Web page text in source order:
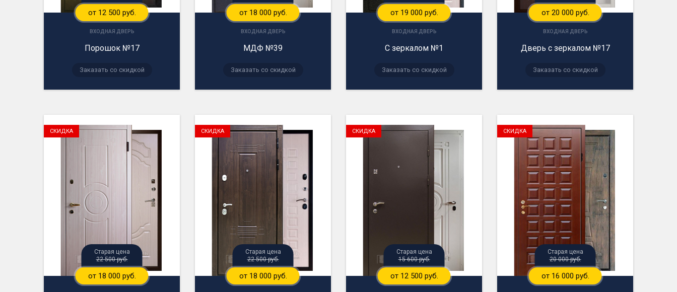
от 12 500 руб.
ВХОДНАЯ ДВЕРЬ
Порошок №17
Заказать со скидкой
от 18 000 руб.
ВХОДНАЯ ДВЕРЬ
МДФ №39
Заказать со скидкой
от 19 000 руб.
ВХОДНАЯ ДВЕРЬ
С зеркалом №1
Заказать со скидкой
от 20 000 руб.
ВХОДНАЯ ДВЕРЬ
Дверь с зеркалом №17
Заказать со скидкой
СКИДКА
Старая цена
22 500 руб.
от 18 000 руб.
СКИДКА
Старая цена
22 500 руб.
от 18 000 руб.
СКИДКА
Старая цена
15 600 руб.
от 12 500 руб.
СКИДКА
Старая цена
20 000 руб.
от 16 000 руб.